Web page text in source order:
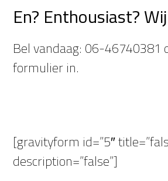
En? Enthousiast?
Bel vandaag: 06-46740381
formulier in.
[gravityform id=”5″
description=”false”]